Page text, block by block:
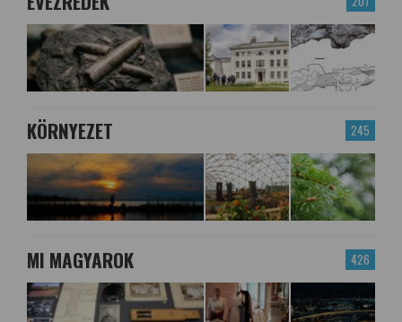
245
KÖRNYEZET
426
MI MAGYAROK